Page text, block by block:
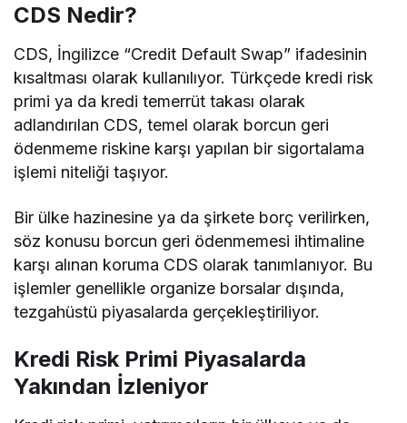
CDS Nedir?
CDS, İngilizce “Credit Default Swap” ifadesinin
kısaltması olarak kullanılıyor. Türkçede kredi risk
primi ya da kredi temerrüt takası olarak
adlandırılan CDS, temel olarak borcun geri
ödenmeme riskine karşı yapılan bir sigortalama
işlemi niteliği taşıyor.
Bir ülke hazinesine ya da şirkete borç verilirken,
söz konusu borcun geri ödenmemesi ihtimaline
karşı alınan koruma CDS olarak tanımlanıyor. Bu
işlemler genellikle organize borsalar dışında,
tezgahüstü piyasalarda gerçekleştiriliyor.
Kredi Risk Primi Piyasalarda
Yakından İzleniyor